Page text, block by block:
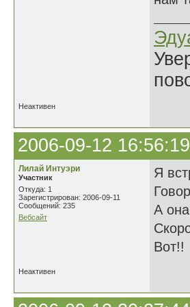
Неактивен
2006-09-12 16:56:19
Лилай Интуэри
Участник
Откуда: 1
Зарегистрирован: 2006-09-11
Сообщений: 235
Вебсайт
Я
А
Вот!!
Неактивен